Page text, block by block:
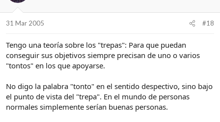
31 Mar 2005 #18
Tengo una teoría sobre los "trepas": Para que puedan
conseguir sus objetivos siempre precisan de uno o varios
"tontos" en los que apoyarse.
No digo la palabra "tonto" en el sentido despectivo, sino bajo
el punto de vista del "trepa". En el mundo de personas
normales simplemente serían buenas personas.